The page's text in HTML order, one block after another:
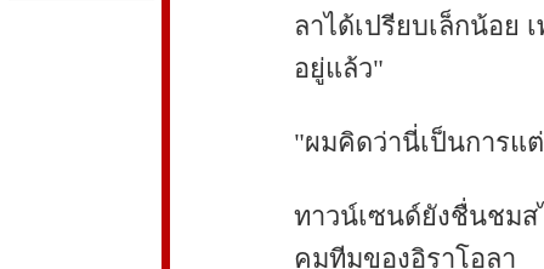
ลาได้เปรียบเล็กน้อย
อยู่แล้ว"
"ผมคิดว่านี่เป็นการแ
ทาวน์เซนด์ยังชื่นชมส
คุมทีมของอิราโอลา